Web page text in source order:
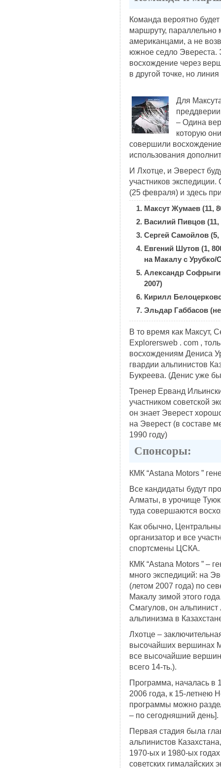
Команда вероятно
маршруту,
американцами, а не
южное седло Эвереста.
восхождение через
в другой точке, но
Для
– Одина
которую
совершили
использования
И Лхотце, и Эверест
участников
(25 февраля) и здесь
Максут Жумаев (11,
Василий Пивцов (11,
Сергей Самойлов (5,
Евгений Шутов (1,
на Макалу с
Александр
2007)
Кирилл
Эльдар Габбасов
В то время как Максут,
Explorersweb . com ,
восхождениям Дениса
гвардии альпинистов
Букреева. (Денис уже
Тренер Ерванд
участником советской
он знает Эверест
на Эверест (в составе
1990 году)
Спонсоры:
КМК “Astana Motors ”
Все кандидаты будут
Алматы, в урочище Туюк
туда совершаются
Как обычно,
организатор и все
спортсмены ЦСКА.
КМК “Astana Motors ” –
много экспедиций: на
(летом 2007 года) по
Макалу зимой этого
Смагулов, он альпинист
альпинизма в
Лхотце –
высочайших вершинах
все высочайшие
всего 14-ть.).
Программа, началась в
2006 года, к 15-летнею
программы можно
– по сегодняшний день].
Первая стадия была
альпинистов
1970-ых и 1980-ых
советских